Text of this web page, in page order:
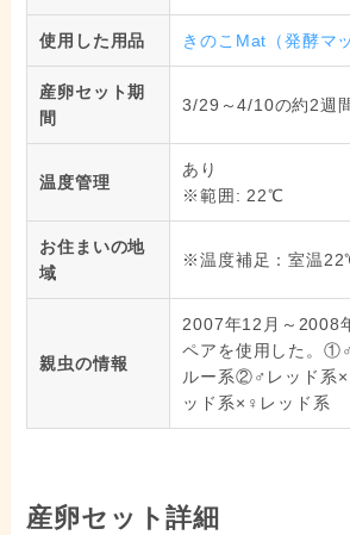
使用した用品 きのこMat（発酵マ
産卵セット期
間
3/29～4/10の約2週
温度管理
あり
※範囲: 22℃
お住まいの地
域
※温度補足：室温
親虫の情報
2007年12月～2008
ペアを使用した。
ルー系②♂レッド系
ッド系×♀レッド系
産卵セット詳細